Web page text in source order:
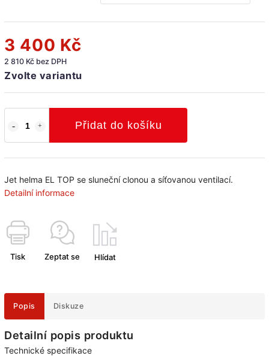
3 400 Kč
2 810 Kč bez DPH
Zvolte variantu
Přidat do košíku
Jet helma EL TOP se sluneční clonou a síťovanou ventilací.
Detailní informace
Tisk Zeptat se Hlídat
Popis Diskuze
Detailní popis produktu
Technické specifikace